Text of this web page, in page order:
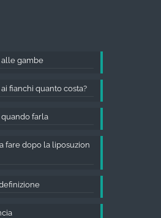
gambe
fianchi quanto costa?
farla
fare dopo la liposuzion